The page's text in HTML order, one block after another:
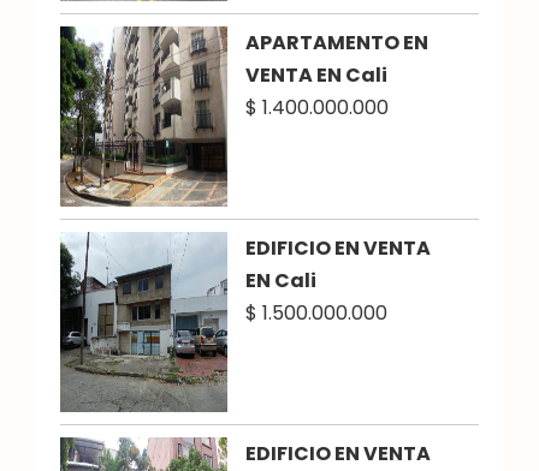
APARTAMENTO EN
VENTA EN Cali
$ 1.400.000.000
EDIFICIO EN VENTA
EN Cali
$ 1.500.000.000
EDIFICIO EN VENTA